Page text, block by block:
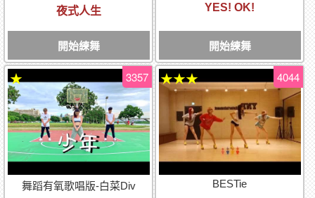
夜式人生
開始練舞
YES! OK!
開始練舞
舞蹈有氧歌唱版-白菜Div
3357
★
BESTie
4044
★★★